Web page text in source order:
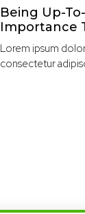
Being Up-
Importance
Lorem ipsum
consectetur